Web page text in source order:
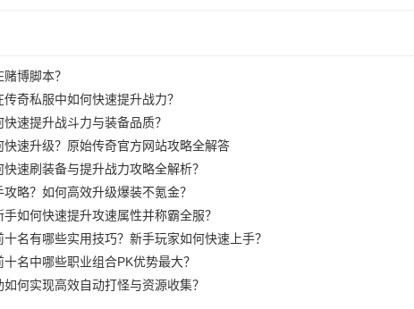
博脚本？
奇私服中如何快速提升战力？
速提升战斗力与装备品质？
快速升级？原始传奇官方网站攻略全解答
速刷装备与提升战力攻略全解析？
略？如何高效升级爆装不氪金？
如何快速提升攻速属性并称霸全服？
名有哪些实用技巧？新手玩家如何快速上手？
名中哪些职业组合PK优势最大？
何实现高效自动打怪与资源收集？